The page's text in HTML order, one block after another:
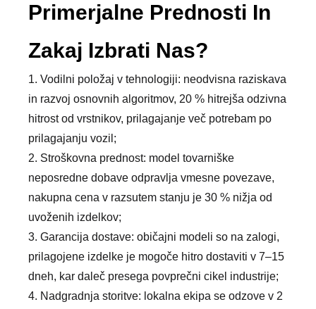
Primerjalne Prednosti In
Zakaj Izbrati Nas?
1. Vodilni položaj v tehnologiji: neodvisna raziskava
in razvoj osnovnih algoritmov, 20 % hitrejša odzivna
hitrost od vrstnikov, prilagajanje več potrebam po
prilagajanju vozil;
2. Stroškovna prednost: model tovarniške
neposredne dobave odpravlja vmesne povezave,
nakupna cena v razsutem stanju je 30 % nižja od
uvoženih izdelkov;
3. Garancija dostave: običajni modeli so na zalogi,
prilagojene izdelke je mogoče hitro dostaviti v 7–15
dneh, kar daleč presega povprečni cikel industrije;
4. Nadgradnja storitve: lokalna ekipa se odzove v 2